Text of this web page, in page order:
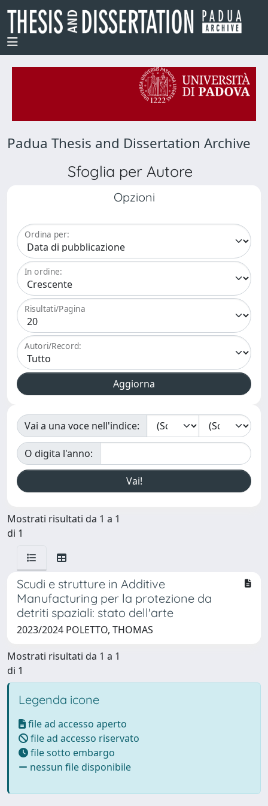
Padua Thesis and Dissertation Archive
Sfoglia per Autore
Opzioni
Ordina per:
In ordine:
Risultati/Pagina
Autori/Record:
Vai a una voce nell'indice:
O digita l'anno:
Mostrati risultati da 1 a 1
di 1
Scudi e strutture in Additive
Manufacturing per la protezione da
detriti spaziali: stato dell'arte
2023/2024 POLETTO, THOMAS
Mostrati risultati da 1 a 1
di 1
Legenda icone
file ad accesso aperto
file ad accesso riservato
file sotto embargo
nessun file disponibile